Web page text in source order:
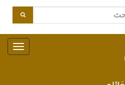
Toggle
navigation